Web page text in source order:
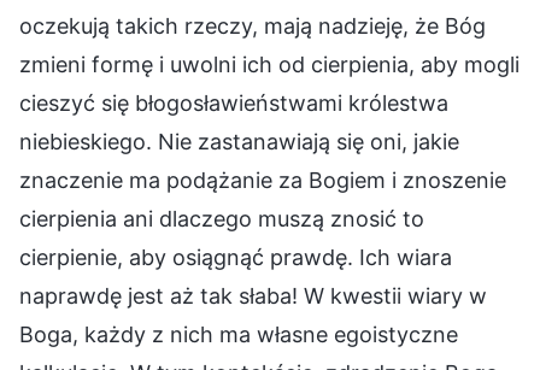
oczekują takich rzeczy, mają nadzieję, że Bóg
zmieni formę i uwolni ich od cierpienia, aby mogli
cieszyć się błogosławieństwami królestwa
niebieskiego. Nie zastanawiają się oni, jakie
znaczenie ma podążanie za Bogiem i znoszenie
cierpienia ani dlaczego muszą znosić to
cierpienie, aby osiągnąć prawdę. Ich wiara
naprawdę jest aż tak słaba! W kwestii wiary w
Boga, każdy z nich ma własne egoistyczne